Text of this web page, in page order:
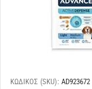
ΚΩΔΙΚΟΣ (SKU): AD923672